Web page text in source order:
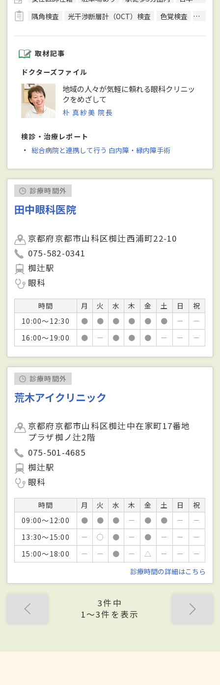
隅角検査
光干渉断層計（OCT）検査 色覚検査 生体染
取材記事
ドクターズファイル
地域の人々が気軽に頼れる眼科クリニッ
クをめざして
朴 真紗美 院長
検診・治療レポート
・ 総合病院と連携して行う 白内障・緑内障手術
診療時間外
田中眼科医院
京都府京都市山科区椥辻西浦町22-10
075-582-0341
椥辻駅
眼科
時間 月 火 水 木 金 土 日
祝
10:00～12:30
● ● ● ● ● ● －
－
16:00～19:00
● － ● ● ● － － －
診療時間外
荒木アイクリニック
京都府京都市山科区椥辻中在家町17番地
プラザ椥ノ辻2階
075-501-4685
椥辻駅
眼科
時間 月 火 水 木 金 土 日
祝
09:00～12:00
● ● ● － ● ● －
－
13:30～15:00
－ ○ ● － ● － －
－
15:00～18:00
－ － ● － △ － －
－
診療時間の詳細はこちら
3件中
1〜3件を表示